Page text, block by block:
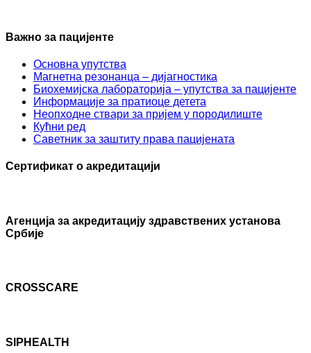
Важно за пацијенте
Основна упутства
Mагнетна резонанца – дијагностика
Биохемијска лабораторија – упутства за пацијенте
Информације за пратиоце детета
Неопходне ствари за пријем у породилиште
Кућни ред
Саветник за заштиту права пацијената
Сертификат о акредитацији
Агенцијa за акредитацију здравствених установа
Србије
CROSSCARE
SIPHEALTH